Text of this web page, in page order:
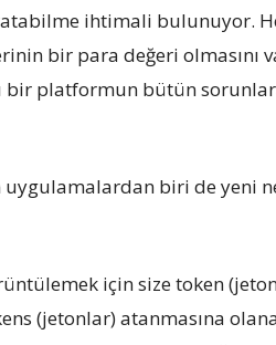
ihtimali bulunuyor.
bir para değeri olmasını
bir platformun bütün
biri de yeni
için size token
(jetonlar) atanmasına